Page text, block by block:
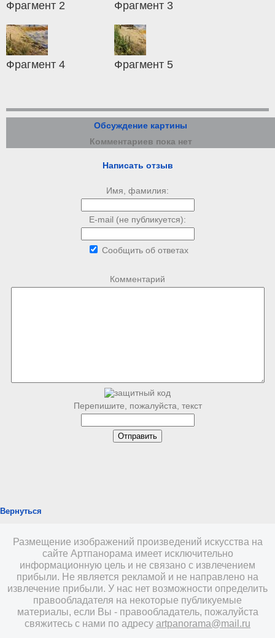
Фрагмент 2 Фрагмент 3
Фрагмент 4 Фрагмент 5
Обсуждение картины
Комментариев пока нет
Написать отзыв
Имя, фамилия:
E-mail (не публикуется):
Сообщить об ответах
Комментарий
Перепишите, пожалуйста, текст
Вернуться
Размещение изображений произведений искусства на
сайте Артпанорама имеет исключительно
информационную цель и не связано с извлечением
прибыли. Не является рекламой и не направлено на
извлечение прибыли. У нас нет возможности определить
правообладателя на некоторые публикуемые
материалы, если Вы - правообладатель, пожалуйста
свяжитесь с нами по адресу artpanorama@mail.ru